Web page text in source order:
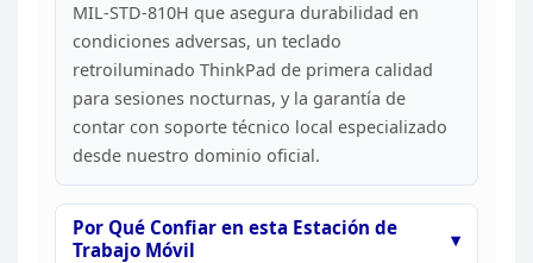
MIL-STD-810H que asegura durabilidad en
condiciones adversas, un teclado
retroiluminado ThinkPad de primera calidad
para sesiones nocturnas, y la garantía de
contar con soporte técnico local especializado
desde nuestro dominio oficial.
Por Qué Confiar en esta Estación de
Trabajo Móvil